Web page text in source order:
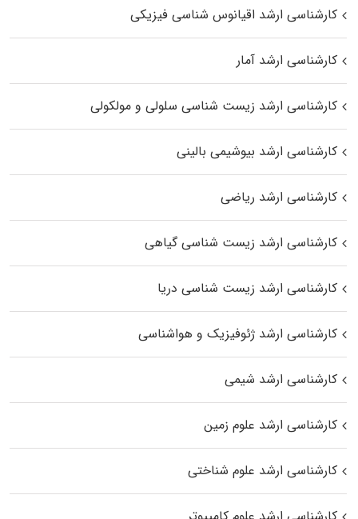
کارشناسی ارشد اقیانوس‌ شناسی فیزیکی
کارشناسی ارشد آمار
کارشناسی ارشد زیست شناسی سلولی و مولکولی
کارشناسی ارشد بیوشیمی بالینی
کارشناسی ارشد ریاضی
کارشناسی ارشد زیست‌ شناسی گیاهی
کارشناسی ارشد زیست‌ شناسی دریا
کارشناسی ارشد ژئوفیزیک و هواشناسی
کارشناسی ارشد شیمی
کارشناسی ارشد علوم زمین
کارشناسی ارشد علوم شناختی